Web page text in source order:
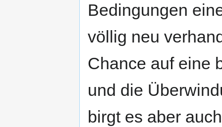
Bedingungen
völlig neu
Chance auf eine
und die
birgt es aber